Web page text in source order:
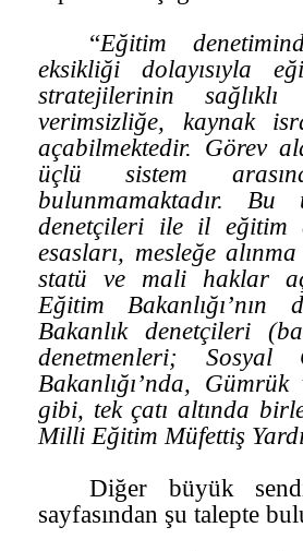
“Eğitim
eksikliği dolayısıyla
stratejilerinin
verimsizliğe, kaynak
açabilmektedir. Görev
üçlü sistem
bulunmamaktadır.
denetçileri ile il eğitim
esasları, mesleğe
statü ve mali haklar
Eğitim Bakanlığı’nın
Bakanlık denetçileri
denetmenleri; Sosyal
Bakanlığı’nda,
gibi, tek çatı altında
Milli Eğitim Müfettiş
Diğer büyük
sayfasından şu talepte